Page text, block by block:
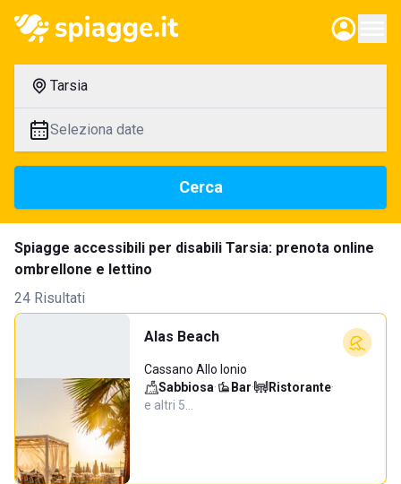
Tarsia
Seleziona date
Cerca
Spiagge accessibili per disabili Tarsia: prenota online
ombrellone e lettino
24 Risultati
Alas Beach
Cassano Allo Ionio
Sabbiosa· Bar· Ristorante·
e altri 5…